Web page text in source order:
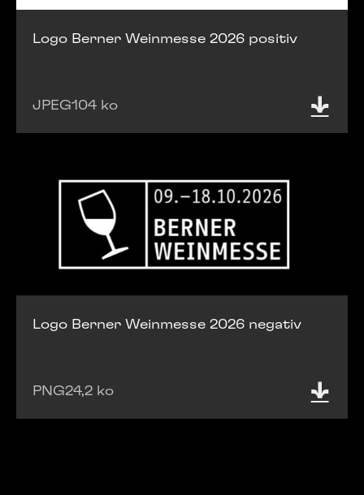
Logo Berner Weinmesse 2026 positiv
JPEG104 ko
Logo Berner Weinmesse 2026 negativ
PNG24,2 ko